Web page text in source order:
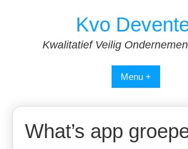
Kvo
Kwalitatief Veilig
Menu +
What’s app